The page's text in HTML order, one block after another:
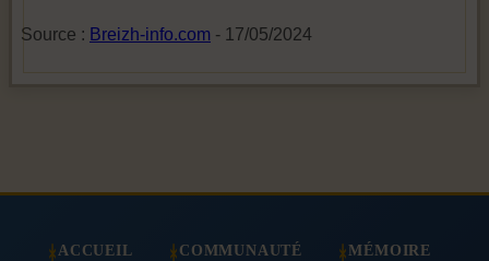
Source : Breizh-info.com - 17/05/2024
ACCUEIL COMMUNAUTÉ MÉMOIRE